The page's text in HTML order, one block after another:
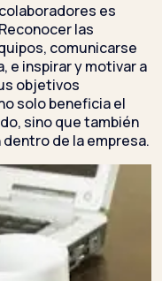
es
las
comunicarse
e inspirar y motivar a
objetivos
solo beneficia el
sino que también
de la empresa.